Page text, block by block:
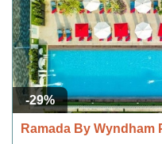
-29%
Ramada By Wyndham